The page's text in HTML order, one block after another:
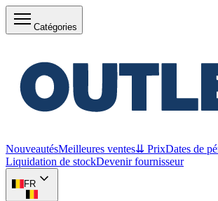
Catégories
NouveautésMeilleures ventes⇊ PrixDates de
Liquidation de stockDevenir fournisseur
FR